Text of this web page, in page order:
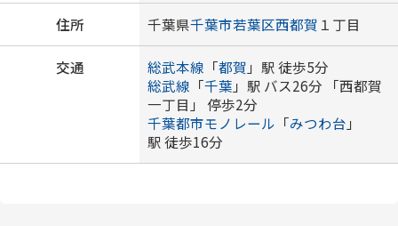
住所 千葉県千葉市若葉区西都賀 １丁目
交通 総武本線 「都賀 」駅 徒歩5分
総武線 「千葉 」駅 バス26分 「西都賀
一丁目」 停歩2分
千葉都市モノレール 「みつわ台 」
駅 徒歩16分